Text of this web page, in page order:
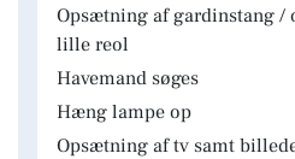
Opsætning af gardinstang /
lille reol
Havemand søges
Hæng lampe op
Opsætning af tv samt